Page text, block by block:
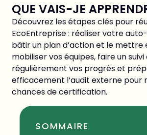
QUE VAIS-JE
Découvrez les étapes clés pour
EcoEntreprise : réaliser votre
bâtir un plan d’action et le mettre
mobiliser vos équipes, faire un
régulièrement vos progrès et
efficacement l’audit externe pour
chances de certification.
SOMMAIRE